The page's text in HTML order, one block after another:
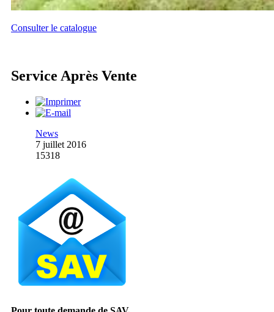
Consulter le catalogue
Service Après Vente
News
7 juillet 2016
15318